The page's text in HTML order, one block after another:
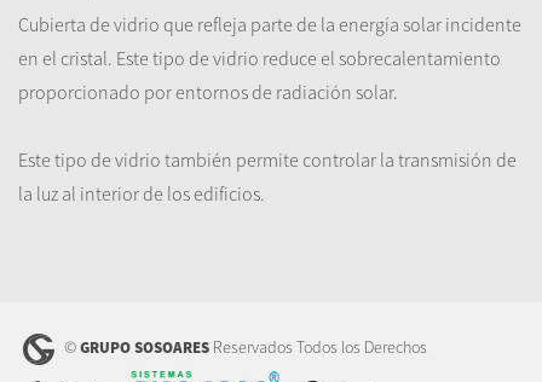
Cubierta de vidrio que refleja parte de la energía solar incidente
en el cristal. Este tipo de vidrio reduce el sobrecalentamiento
proporcionado por entornos de radiación solar.
Este tipo de vidrio también permite controlar la transmisión de
la luz al interior de los edificios.
©GRUPO SOSOARES Reservados Todos los Derechos